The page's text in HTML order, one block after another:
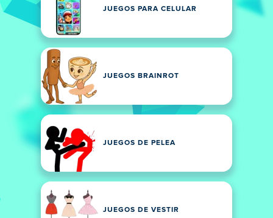
JUEGOS PARA CELULAR
JUEGOS BRAINROT
JUEGOS DE PELEA
JUEGOS DE VESTIR